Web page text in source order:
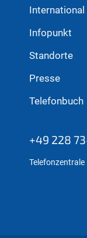
International
Infopunkt
Standorte
Presse
Telefonbuch
+49 228
Telefonzentrale